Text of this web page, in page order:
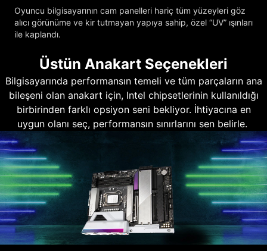
Oyuncu bilgisayarının cam panelleri hariç tüm yüzeyleri göz
alıcı görünüme ve kir tutmayan yapıya sahip, özel “UV” ışınları
ile kaplandı.
Üstün Anakart Seçenekleri
Bilgisayarında performansın temeli ve tüm parçaların ana
bileşeni olan anakart için, Intel chipsetlerinin kullanıldığı
birbirinden farklı opsiyon seni bekliyor. İhtiyacına en
uygun olanı seç, performansın sınırlarını sen belirle.